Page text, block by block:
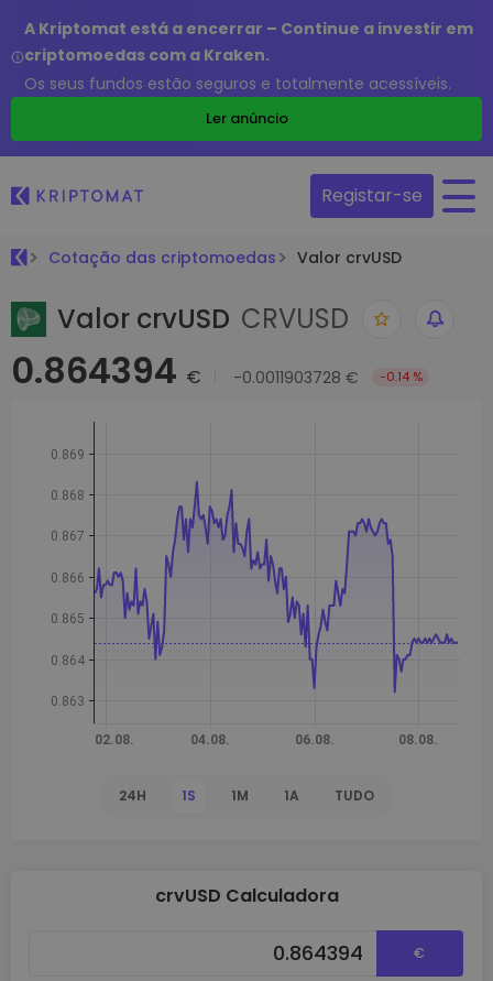
A Kriptomat está a encerrar – Continue a investir em
criptomoedas com a Kraken.
Os seus fundos estão seguros e totalmente acessíveis.
Ler anúncio
Registar-se
Cotação das criptomoedas Valor crvUSD
Valor crvUSD CRVUSD
0.864394 € -0.0011903728 € -0.14 %
24H 1S 1M 1A TUDO
crvUSD Calculadora
€